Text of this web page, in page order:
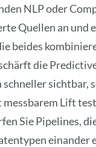
NLP oder
Quellen an und
beides
die
sichtbar,
Lift
Sie Pipelines,
einander